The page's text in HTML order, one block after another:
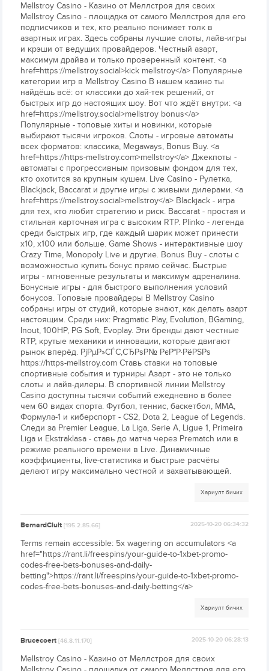
Mellstroy Casino - Казино от Меллстроя для своих
Mellstroy Casino - площадка от самого Меллстроя для его
подписчиков и тех, кто реально понимает толк в
азартных играх. Здесь собраны лучшие слоты, лайв-игры
и крэши от ведущих провайдеров. Честный азарт,
максимум драйва и только проверенный контент. <a
href=https://mellstroy.social>kick mellstroy</a> Популярные
категории игр в Mellstroy Casino В нашем казино ты
найдёшь всё: от классики до хай-тек решений, от
быстрых игр до настоящих шоу. Вот что ждёт внутри: <a
href=https://mellstroy.social>mellstroy bonus</a>
Популярные - топовые хиты и новинки, которые
выбирают тысячи игроков. Слоты - игровые автоматы
всех форматов: классика, Megaways, Bonus Buy. <a
href=https://https-mellstroy.com>mellstroy</a> Джекпоты -
автоматы с прогрессивным призовым фондом для тех,
кто охотится за крупным кушем. Live Casino - Рулетка,
Blackjack, Baccarat и другие игры с живыми дилерами. <a
href=https://mellstroy.social>mellstroy</a> Blackjack - игра
для тех, кто любит стратегию и риск. Baccarat - простая и
стильная карточная игра с высоким RTP. Plinko - легенда
среди быстрых игр, где каждый шарик может принести
х10, х100 или больше. Game Shows - интерактивные шоу
Crazy Time, Monopoly Live и другие. Bonus Buy - слоты с
возможностью купить бонус прямо сейчас. Быстрые
игры - мгновенные результаты и максимум адреналина.
Бонусные игры - для быстрого выполнения условий
бонусов. Топовые провайдеры В Mellstroy Casino
собраны игры от студий, которые знают, как делать азарт
настоящим. Среди них: Pragmatic Play, Evolution, BGaming,
Inout, 100HP, PG Soft, Evoplay. Эти бренды дают честные
RTP, крутые механики и инновации, которые двигают
рынок вперёд. РјРµР»СЃС‚СЂРѕР№ РєР°Р·РёРЅРѕ
https://https-mellstroy.com Ставь ставки на топовые
спортивные события и турниры Азарт - это не только
слоты и лайв-дилеры. В спортивной линии Mellstroy
Casino доступны тысячи событий ежедневно в более
чем 60 видах спорта. Футбол, теннис, баскетбол, MMA,
Формула-1 и киберспорт - CS2, Dota 2, League of Legends.
Следи за Premier League, La Liga, Serie A, Ligue 1, Primeira
Liga и Ekstraklasa - ставь до матча через Prematch или в
режиме реального времени в Live. Динамичные
коэффициенты, live-статистика и быстрые расчёты
делают игру максимально честной и захватывающей.
Хариулт бичих
BernardClult[195.2.85.66] 2025-10-20 06:34:32
Terms remain accessible: 5x wagering on accumulators <a
href="https://rant.li/freespins/your-guide-to-1xbet-promo-
codes-free-bets-bonuses-and-daily-
betting">https://rant.li/freespins/your-guide-to-1xbet-promo-
codes-free-bets-bonuses-and-daily-betting</a>
Хариулт бичих
Brucecoert[46.8.11.170] 2025-10-20 06:28:13
Mellstroy Casino - Казино от Меллстроя для своих